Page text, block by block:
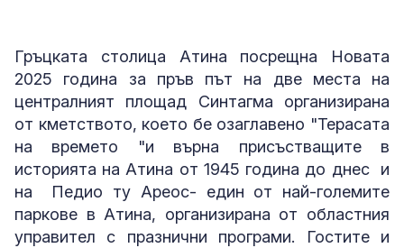
Гръцката столица Атина посрещна Новата
2025 година за пръв път на две места на
централният площад Синтагма организирана
от кметството, което бе озаглавено "Терасата
на времето "и върна присъстващите в
историята на Атина от 1945 година до днес и
на Педио ту Ареос- един от най-големите
паркове в Атина, организирана от областния
управител с празнични програми. Гостите и